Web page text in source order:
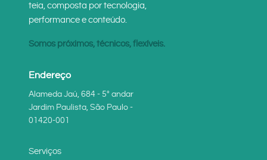
teia, composta por tecnologia,
performance e conteúdo.
Somos próximos, técnicos, flexíveis.
Endereço
Alameda Jaú, 684 - 5° andar
Jardim Paulista, São Paulo -
01420-001
Serviços